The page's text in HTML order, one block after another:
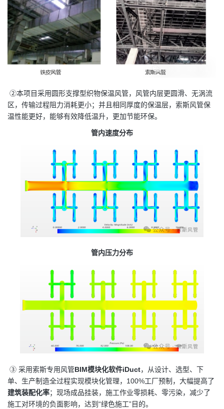
②本项目采用圆形支撑型织物保温风管，风管内层更圆滑、无涡流
区，传输过程阻力消耗更小；并且相同厚度的保温层，索斯风管保
温性能更好，能够有效降低温升，更加节能环保。
管内速度分布
管内压力分布
③ 采用索斯专用风管BIM模块化软件iDuct，从设计、选型、下
单、生产制造全过程实现模块化管理，100%工厂预制，大幅提高了
建筑装配化率；现场成品挂装，施工作业零损耗、零污染，减少了
施工对环境的负面影响，达到“绿色施工”目的。